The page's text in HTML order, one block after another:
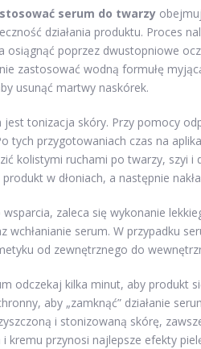
stosować serum do twarzy
działania produktu. Proces
osiągnąć poprzez dwustopniowe
zastosować wodną formułę
usunąć martwy naskórek.
jest tonizacja skóry. Przy pomocy
tych przygotowaniach czas na
kolistymi ruchami po twarzy, szyi
w dłoniach, a następnie
zaleca się wykonanie
wchłanianie serum. W przypadku
od zewnętrznego do
odczekaj kilka minut, aby produkt
aby „zamknąć” działanie
i stonizowaną skórę,
kremu przynosi najlepsze efekty